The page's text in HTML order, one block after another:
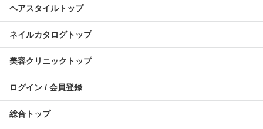
ヘアスタイルトップ
ネイルカタログトップ
美容クリニックトップ
ログイン / 会員登録
総合トップ